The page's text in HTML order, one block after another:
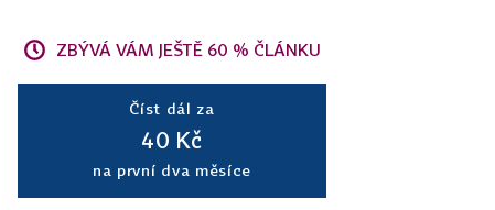
ZBÝVÁ VÁM JEŠTĚ 60 % ČLÁNKU
Číst dál za
40 Kč
na první dva měsíce